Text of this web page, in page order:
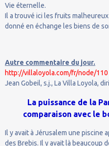
Vie éternelle.
Il a trouvé ici les fruits
donné en échange les biens de
Autre commentaire du jour.
http://villaloyola.com/fr/node/110
Jean Gobeil, s.j., La Villa Loyola,
La puissance de la
comparaison avec le
Il y avait à Jérusalem une piscine
des Brebis. Il y avait là beaucoup